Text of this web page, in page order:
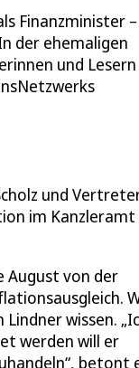
Finanzminister –
der ehemaligen
und Lesern
und
im Kanzleramt
August von der
wissen.
werden will er
betont